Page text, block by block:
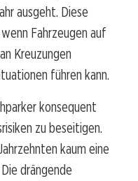
ausgeht. Diese
Fahrzeugen auf
Kreuzungen
führen kann.
konsequent
zu beseitigen.
kaum eine
drängende